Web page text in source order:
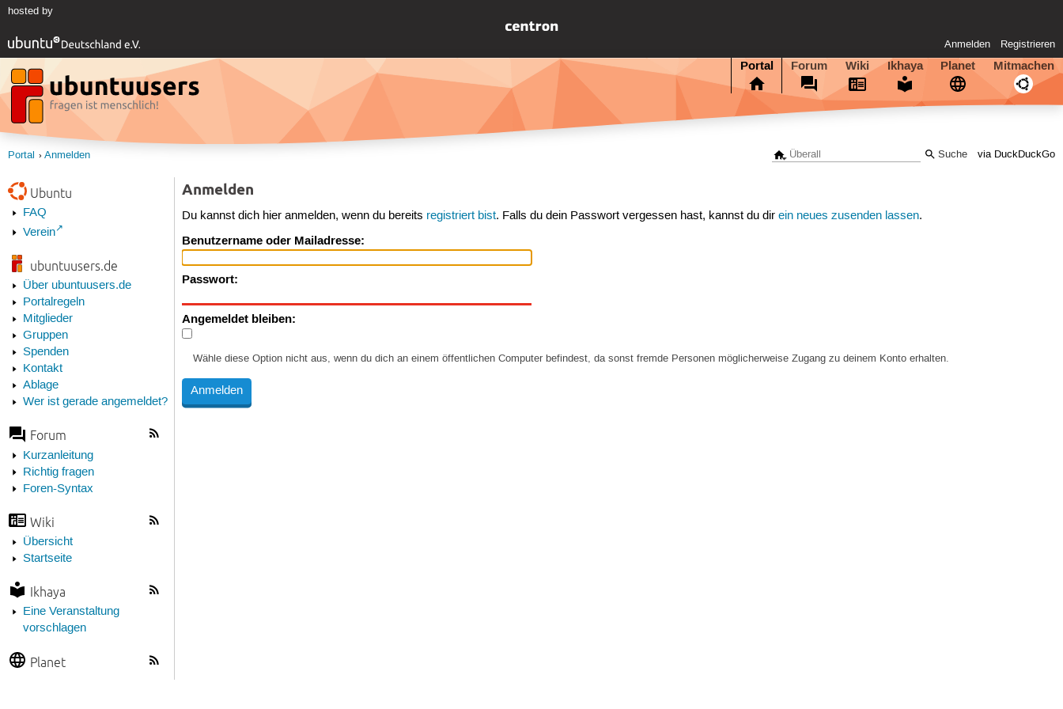
hosted by
Anmelden Registrieren
Portal Forum Wiki Ikhaya Planet Mitmachen
via DuckDuckGo
Portal Anmelden
Ubuntu
FAQ
Verein
ubuntuusers.de
Über ubuntuusers.de
Portalregeln
Mitglieder
Gruppen
Spenden
Kontakt
Ablage
Wer ist gerade angemeldet?
Forum
Kurzanleitung
Richtig fragen
Foren-Syntax
Wiki
Übersicht
Startseite
Ikhaya
Eine Veranstaltung
vorschlagen
Planet
Anmelden
Du kannst dich hier anmelden, wenn du bereits registriert bist. Falls du dein Passwort vergessen hast, kannst du direin neues zusenden lassen.
Benutzername oder Mailadresse:
Passwort:
Angemeldet bleiben:
Wähle diese Option nicht aus, wenn du dich an einem öffentlichen Computer befindest, da sonst fremde Personen möglicherweise Zugang zu deinem Konto erhalten.